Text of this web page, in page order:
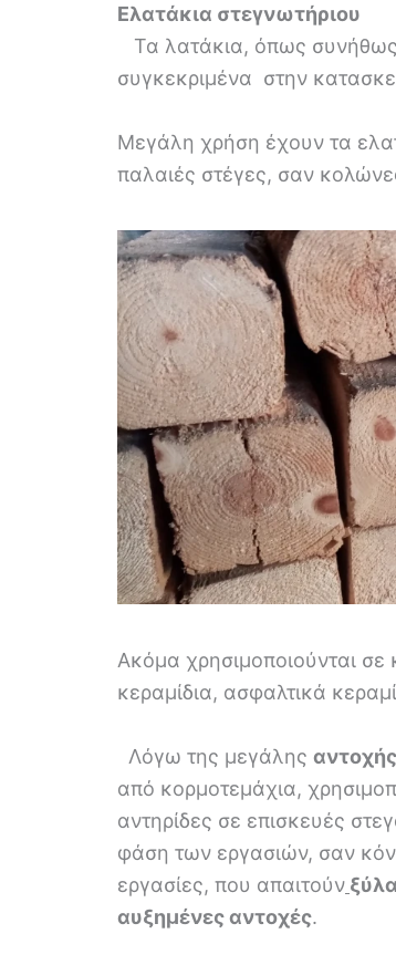
Ελατάκια στεγνωτήριου
Τα λατάκια, όπως συνήθως
συγκεκριμένα στην
Μεγάλη χρήση έχουν τα
παλαιές στέγες, σαν
Ακόμα χρησιμοποιούνται
κεραμίδια, ασφαλτικά
Λόγω της μεγάλης αντοχής
από κορμοτεμάχια,
αντηρίδες σε επισκευές
φάση των εργασιών, σαν
εργασίες, που απαιτούν
αυξημένες αντοχές.